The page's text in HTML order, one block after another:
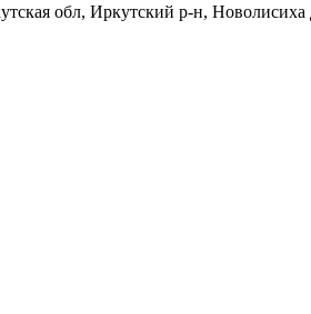
обл, Иркутский р-н, Новолисиха